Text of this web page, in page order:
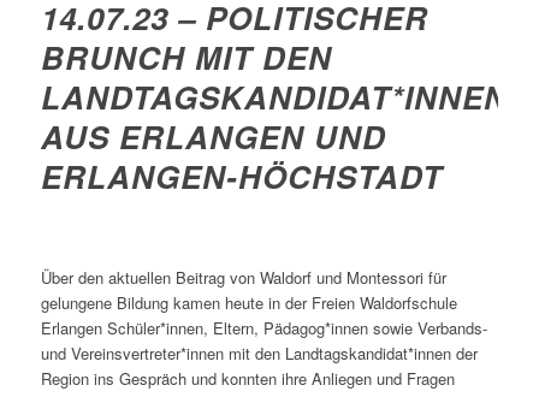
14.07.23 – POLITISCHER
BRUNCH MIT DEN
LANDTAGSKANDIDAT*INNEN
AUS ERLANGEN UND
ERLANGEN-HÖCHSTADT
Über den aktuellen Beitrag von Waldorf und Montessori für
gelungene Bildung kamen heute in der Freien Waldorfschule
Erlangen Schüler*innen, Eltern, Pädagog*innen sowie Verbands-
und Vereinsvertreter*innen mit den Landtagskandidat*innen der
Region ins Gespräch und konnten ihre Anliegen und Fragen